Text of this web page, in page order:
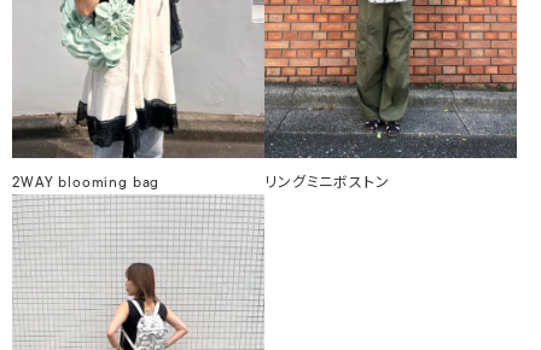
2WAY blooming bag リングミニボストン